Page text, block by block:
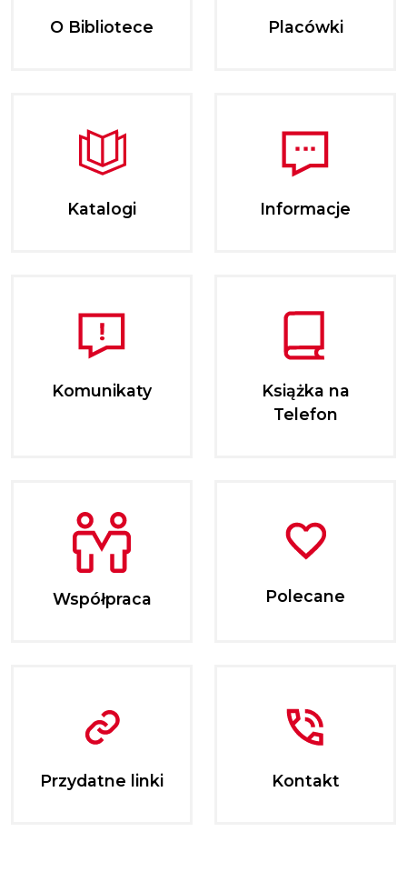
O Bibliotece Placówki
Katalogi Informacje
Komunikaty
Książka na
Telefon
Współpraca Polecane
Przydatne linki Kontakt